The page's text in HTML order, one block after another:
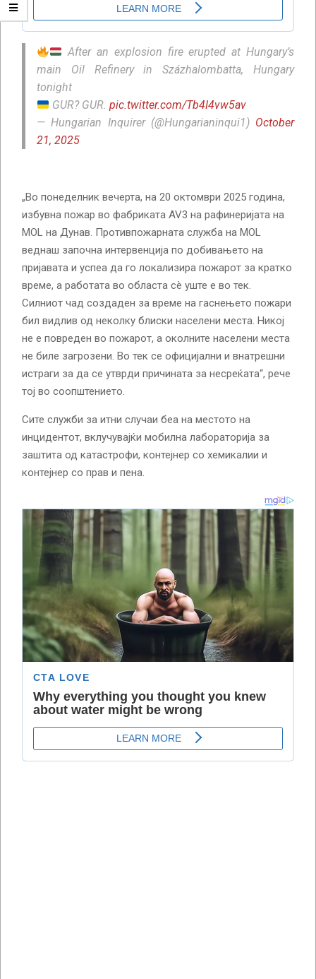
After an explosion fire erupted at Hungary’s
main Oil Refinery in Százhalombatta, Hungary
tonight
GUR? GUR.pic.twitter.com/Tb4I4vw5av
— Hungarian Inquirer (@Hungarianinqui1) October
21, 2025
„Во понеделник вечерта, на 20 октомври 2025 година,
избувна пожар во фабриката AV3 на рафинеријата на
MOL на Дунав. Противпожарната служба на MOL
веднаш започна интервенција по добивањето на
пријавата и успеа да го локализира пожарот за кратко
време, а работата во областа сè уште е во тек.
Силниот чад создаден за време на гаснењето пожари
бил видлив од неколку блиски населени места. Никој
не е повреден во пожарот, а околните населени места
не биле загрозени. Во тек се официјални и внатрешни
истраги за да се утврди причината за несреќата“, рече
тој во соопштението.
Сите служби за итни случаи беа на местото на
инцидентот, вклучувајќи мобилна лабораторија за
заштита од катастрофи, контејнер со хемикалии и
контејнер со прав и пена.